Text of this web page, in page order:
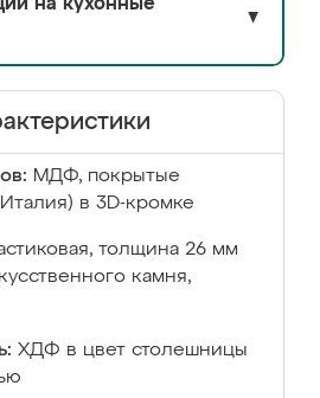
на кухонные
▼
МДФ, покрытые
в 3D-кромке
толщина 26 мм
камня,
ХДФ в цвет столешницы